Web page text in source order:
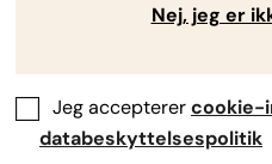
Nej, jeg er
Jeg accepterercookie-
databeskyttelsespolitik